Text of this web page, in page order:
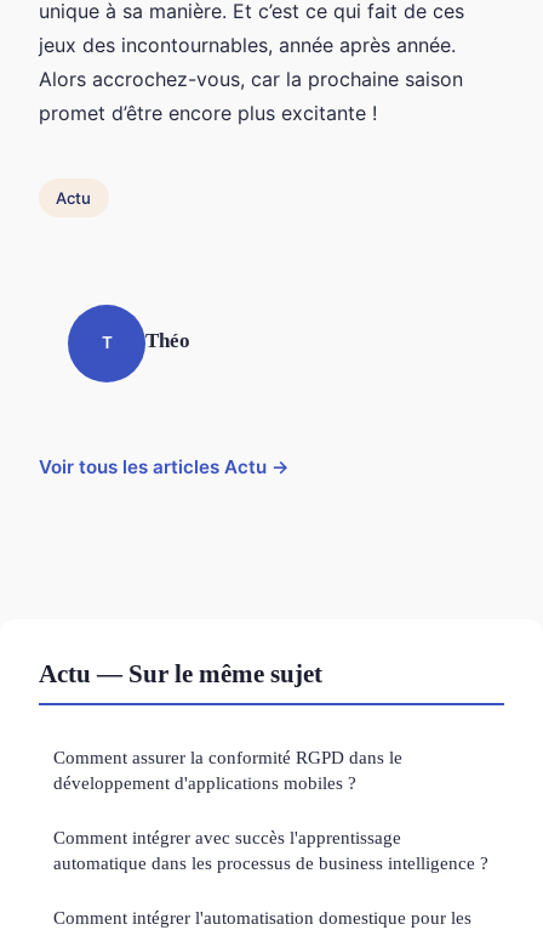
unique à sa manière. Et c’est ce qui fait de ces
jeux des incontournables, année après année.
Alors accrochez-vous, car la prochaine saison
promet d’être encore plus excitante !
Actu
T Théo
Voir tous les articles Actu →
Actu — Sur le même sujet
Comment assurer la conformité RGPD dans le
développement d'applications mobiles ?
Comment intégrer avec succès l'apprentissage
automatique dans les processus de business intelligence ?
Comment intégrer l'automatisation domestique pour les